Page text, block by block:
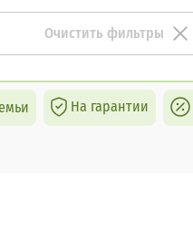
Очистить фильтры
На гарантии